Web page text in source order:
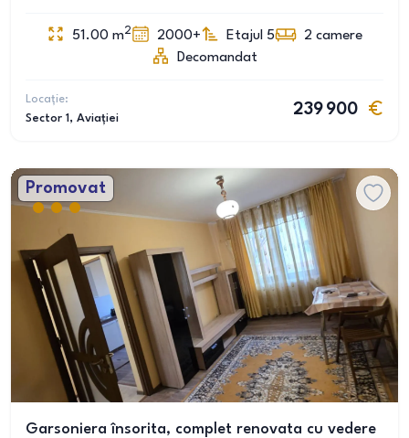
51.00 m2 2000+ Etajul 5 2 camere
Decomandat
Locație:
Sector 1 , Aviației
239 900
Promovat
Garsoniera însorita, complet renovata cu vedere